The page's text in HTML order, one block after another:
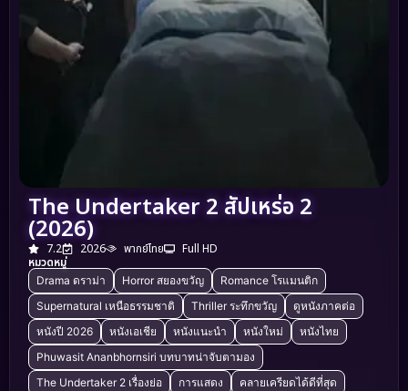
The Undertaker 2 สัปเหร่อ 2
(2026)
7.2 2026 พากย์ไทย
Full HD
หมวดหมู่
Drama ดราม่า Horror สยองขวัญ
Romance โรแมนติก
Supernatural เหนือธรรมชาติ
Thriller ระทึกขวัญ
ดูหนังภาคต่อ
หนังปี 2026
หนังเอเชีย หนังแนะนำ หนังใหม่
หนังไทย
Phuwasit Ananbhornsiri บทบาทน่าจับตามอง
The Undertaker 2 เรื่องย่อ
การแสดง
คลายเครียดได้ดีที่สุด